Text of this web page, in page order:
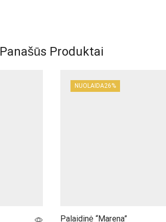
Panašūs Produktai
NUOLAIDA26%
Palaidinė “Marena”